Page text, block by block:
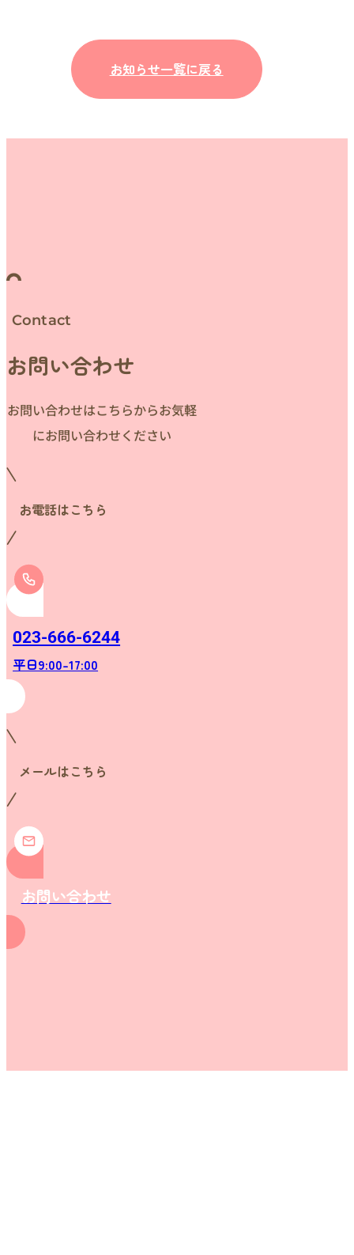
お知らせ一覧に戻る
Contact
お問い合わせ
お問い合わせはこちらからお気軽
にお問い合わせください
お電話はこちら
023-666-6244
平日9:00-17:00
メールはこちら
お問い合わせ